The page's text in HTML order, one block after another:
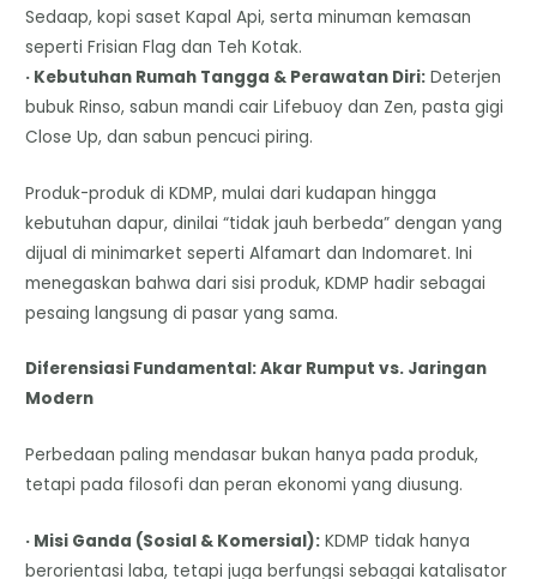
Sedaap, kopi saset Kapal Api, serta minuman kemasan
seperti Frisian Flag dan Teh Kotak.
· Kebutuhan Rumah Tangga & Perawatan Diri: Deterjen
bubuk Rinso, sabun mandi cair Lifebuoy dan Zen, pasta gigi
Close Up, dan sabun pencuci piring.
Produk-produk di KDMP, mulai dari kudapan hingga
kebutuhan dapur, dinilai “tidak jauh berbeda” dengan yang
dijual di minimarket seperti Alfamart dan Indomaret. Ini
menegaskan bahwa dari sisi produk, KDMP hadir sebagai
pesaing langsung di pasar yang sama.
Diferensiasi Fundamental: Akar Rumput vs. Jaringan
Modern
Perbedaan paling mendasar bukan hanya pada produk,
tetapi pada filosofi dan peran ekonomi yang diusung.
· Misi Ganda (Sosial & Komersial): KDMP tidak hanya
berorientasi laba, tetapi juga berfungsi sebagai katalisator